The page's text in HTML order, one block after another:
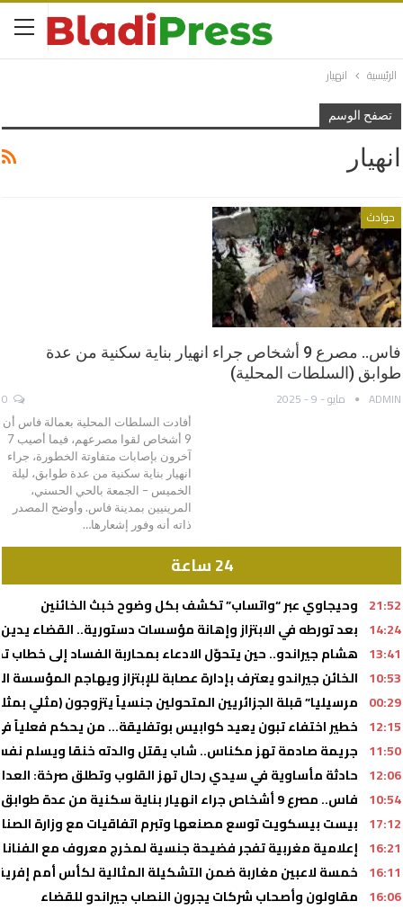
الرئيسية انهيار
تصفح الوسم
انهيار
حوادث
فاس.. مصرع 9 أشخاص جراء انهيار بناية سكنية من عدة
طوابق (السلطات المحلية)
ADMIN مايو - 9 - 2025
أفادت السلطات المحلية بعمالة فاس أن
9 أشخاص لقوا مصرعهم، فيما أصيب 7
آخرون بإصابات متفاوتة الخطورة، جراء
انهيار بناية سكنية من عدة طوابق، ليلة
الخميس – الجمعة بالحي الحسني،
المرينيين بمدينة فاس. وأوضح المصدر
ذاته أنه وفور إشعارها…
24 ساعة
21:52 وحيجاوي عبر “واتساب” تكشف بكل وضوح خبث الخائنين
14:24 بعد تورطه في الابتزاز وإهانة مؤسسات دستورية.. القضاء يدين أحد
13:41 هشام جيراندو.. حين يتحوّل الادعاء بمحاربة الفساد إلى
10:53 الخائن جيراندو يعترف بإدارة عصابة للإبتزاز ويهاجم المؤسسة
00:29 مرسيليا” قبلة الجزائريين المتحولين جنسياً يتزوجون (مثلي
12:15 خطير اختفاء تبون يعيد كوابيس بوتفليقة… من يحكم فعلياً في
11:50 جريمة صادمة تهز مكناس.. شاب يقتل والدته خنقا ويسلم
12:06 حادثة مأساوية في سيدي رحال تهز القلوب وتطلق صرخة:
10:54 فاس.. مصرع 9 أشخاص جراء انهيار بناية سكنية من عدة طوابق (السلطات المحلية)
17:12 بيست بيسكويت توسع مصنعها وتبرم اتفاقيات مع وزارة
16:21 إعلامية مغربية تفجر فضيحة جنسية لمخرج معروف مع
16:11 خمسة لاعبين مغاربة ضمن التشكيلة المثالية لكأس أمم إفريقيا
16:06 مقاولون وأصحاب شركات يجرون النصاب جيراندو للقضاء